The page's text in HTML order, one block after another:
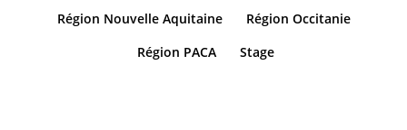
Région Nouvelle Aquitaine
Région Occitanie
Région PACA
Stage